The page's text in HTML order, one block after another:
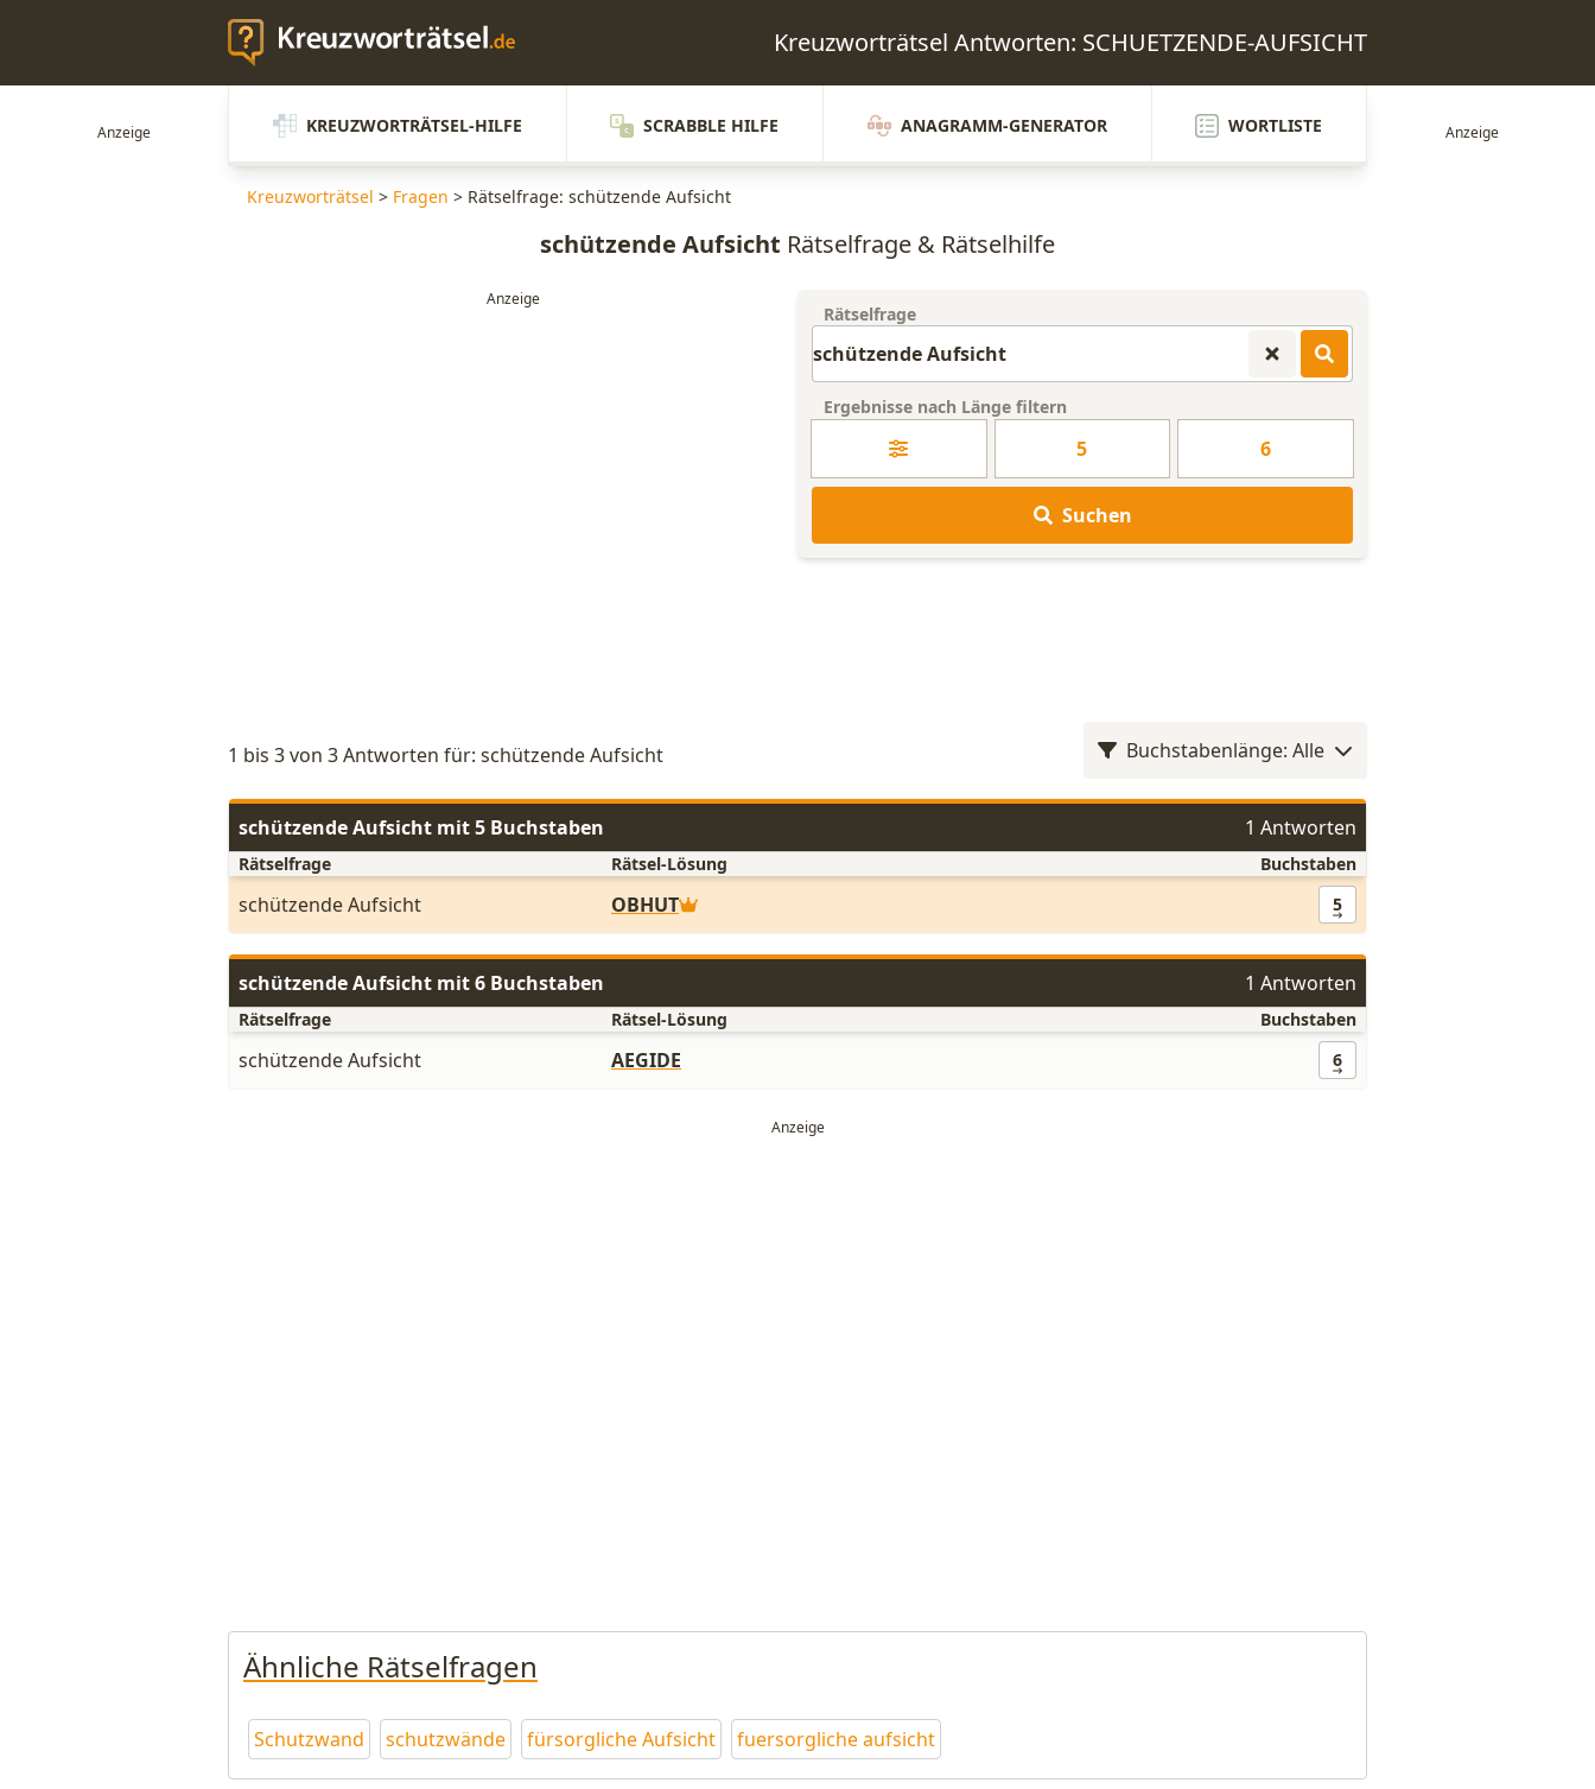
Kreuzworträtsel Antworten: SCHUETZENDE-AUFSICHT
KREUZWORTRÄTSEL-HILFE SCRABBLE HILFE ANAGRAMM-GENERATOR WORTLISTE
Kreuzworträtsel > Fragen > Rätselfrage: schützende Aufsicht
schützende Aufsicht Rätselfrage & Rätselhilfe
Rätselfrage
Ergebnisse nach Länge filtern
5 6
Suchen
1 bis 3 von 3 Antworten für: schützende Aufsicht Buchstabenlänge: Alle
schützende Aufsicht mit 5 Buchstaben 1 Antworten
Rätselfrage Rätsel-Lösung Buchstaben
schützende Aufsicht OBHUT 5
schützende Aufsicht mit 6 Buchstaben 1 Antworten
Rätselfrage Rätsel-Lösung Buchstaben
schützende Aufsicht AEGIDE 6
Ähnliche Rätselfragen
Schutzwand schutzwände fürsorgliche Aufsicht fuersorgliche aufsicht